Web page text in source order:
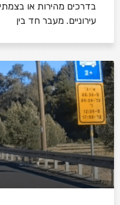
בדרכים מהירות או
עירוניים. מעבר חד בין